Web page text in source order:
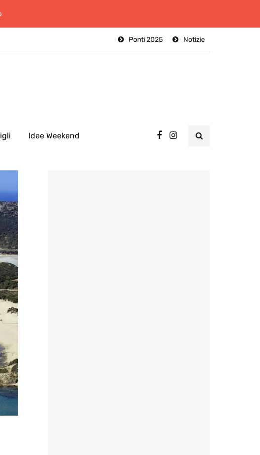
Notizie
Ponti 2025
Idee Weekend